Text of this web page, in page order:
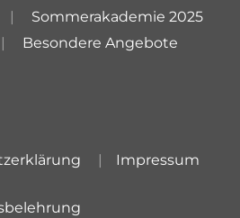
Sommerakademie 2025
Besondere Angebote
Impressum